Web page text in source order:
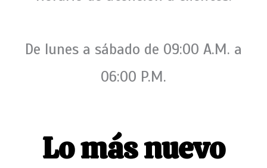
De lunes a sábado de 09:00 A.M. a
06:00 P.M.
Lo más nuevo